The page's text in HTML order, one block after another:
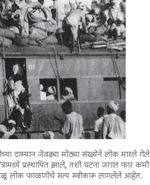
दरम्यान जेवढ्या मोठ्या संख्येने लोक मारले गेले
प्रस्थापित झाले, तशी घटना जगात फार कमी
लोक फाळणीचे सत्य स्वीकारू लागलेले आहेत.